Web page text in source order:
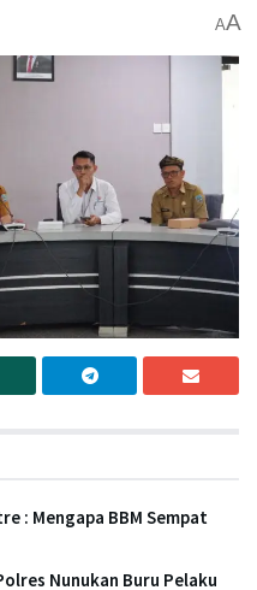
AA
: Mengapa BBM Sempat
Nunukan Buru Pelaku